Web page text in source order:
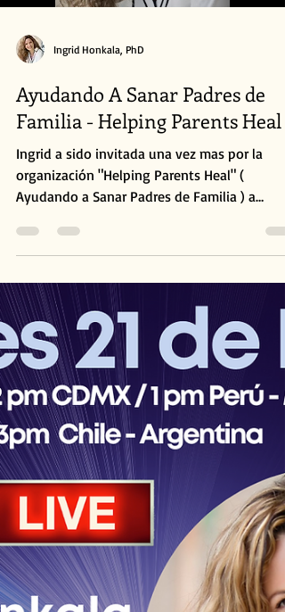
Ingrid Honkala, PhD
Ayudando A Sanar Padres de
Familia - Helping Parents Heal
Ingrid a sido invitada una vez mas por la
organización "Helping Parents Heal" (
Ayudando a Sanar Padres de Familia ) a